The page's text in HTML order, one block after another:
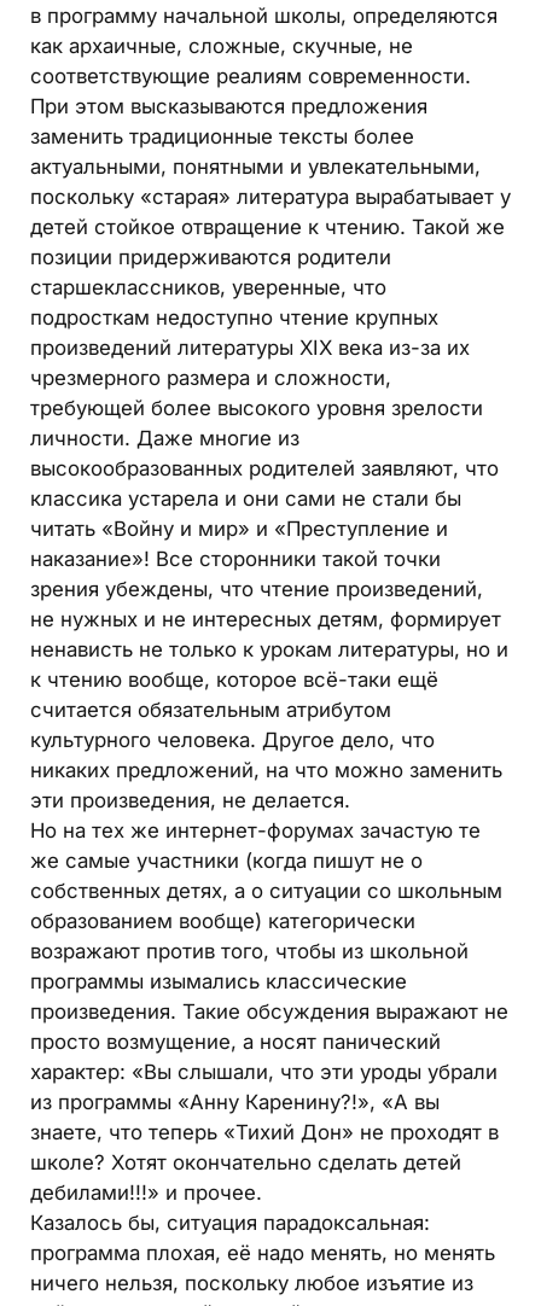
в программу начальной школы, определяются
как архаичные, сложные, скучные, не
соответствующие реалиям современности.
При этом высказываются предложения
заменить традиционные тексты более
актуальными, понятными и увлекательными,
поскольку «старая» литература вырабатывает у
детей стойкое отвращение к чтению. Такой же
позиции придерживаются родители
старшеклассников, уверенные, что
подросткам недоступно чтение крупных
произведений литературы XIX века из-за их
чрезмерного размера и сложности,
требующей более высокого уровня зрелости
личности. Даже многие из
высокообразованных родителей заявляют, что
классика устарела и они сами не стали бы
читать «Войну и мир» и «Преступление и
наказание»! Все сторонники такой точки
зрения убеждены, что чтение произведений,
не нужных и не интересных детям, формирует
ненависть не только к урокам литературы, но и
к чтению вообще, которое всё-таки ещё
считается обязательным атрибутом
культурного человека. Другое дело, что
никаких предложений, на что можно заменить
эти произведения, не делается.
Но на тех же интернет-форумах зачастую те
же самые участники (когда пишут не о
собственных детях, а о ситуации со школьным
образованием вообще) категорически
возражают против того, чтобы из школьной
программы изымались классические
произведения. Такие обсуждения выражают не
просто возмущение, а носят панический
характер: «Вы слышали, что эти уроды убрали
из программы «Анну Каренину?!», «А вы
знаете, что теперь «Тихий Дон» не проходят в
школе? Хотят окончательно сделать детей
дебилами!!!» и прочее.
Казалось бы, ситуация парадоксальная:
программа плохая, её надо менять, но менять
ничего нельзя, поскольку любое изъятие из